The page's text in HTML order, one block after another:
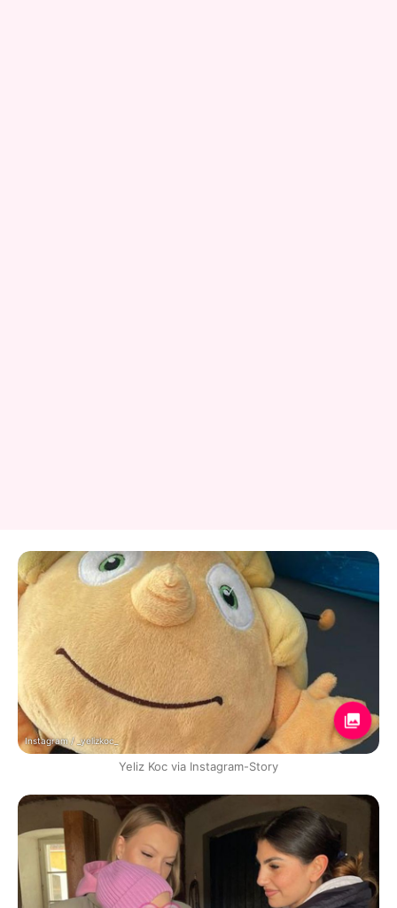
Instagram / _yelizkoc_
Yeliz Koc via Instagram-Story